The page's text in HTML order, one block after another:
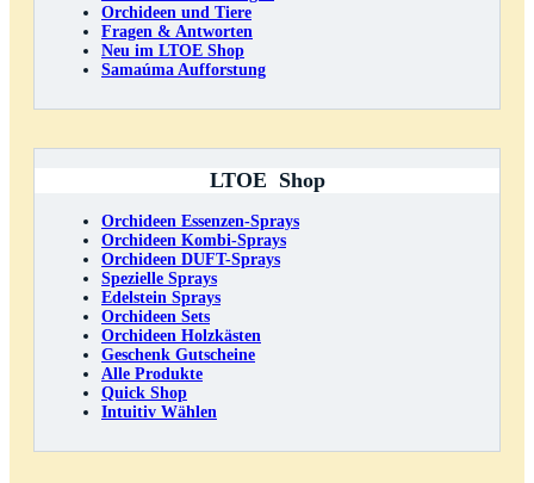
Orchideen und Tiere
Fragen & Antworten
Neu im LTOE Shop
Samaúma Aufforstung
LTOE Shop
Orchideen Essenzen-Sprays
Orchideen Kombi-Sprays
Orchideen DUFT-Sprays
Spezielle Sprays
Edelstein Sprays
Orchideen Sets
Orchideen Holzkästen
Geschenk Gutscheine
Alle Produkte
Quick Shop
Intuitiv Wählen